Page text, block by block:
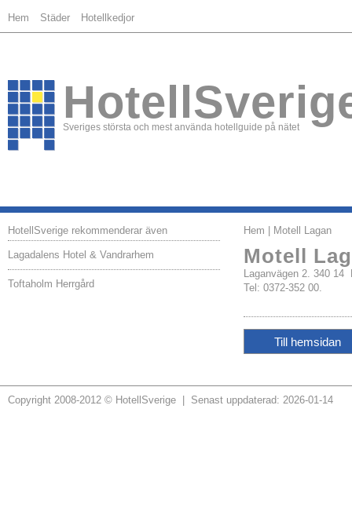
Hem Städer Hotellkedjor
Sveriges största och mest använda hotellguide på nätet
HotellSverige rekommenderar även
Lagadalens Hotel & Vandrarhem
Toftaholm Herrgård
Hem | Motell Lagan
Motell
Laganvägen 2. 340 14
Tel: 0372-352 00.
Till hemsidan
Copyright 2008-2012 © HotellSverige | Senast uppdaterad: 2026-01-14